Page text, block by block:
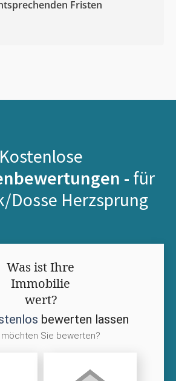
Fristen
Kostenlose
- für
Dosse Herzsprung
Was ist Ihre
Immobilie
wert?
bewerten lassen
möchten Sie bewerten?